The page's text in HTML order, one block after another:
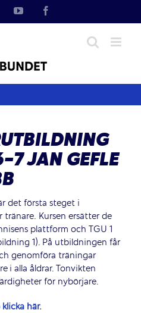
YouTube
JAN GEFLE
det första steget i
Kursen ersätter de
plattform och TGU 1
1). På utbildningen får
genomföra träningar
i alla åldrar. Tonvikten
för nybörjare.
här.